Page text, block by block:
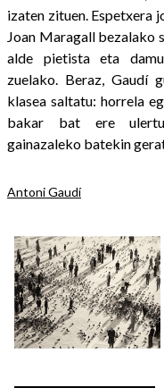
izaten zituen. Espetxera
Joan Maragall bezalako
alde pietista eta
zuelako. Beraz, Gaudí
klasea saltatu: horrela
bakar bat ere
gainazaleko batekin
Antoni Gaudí